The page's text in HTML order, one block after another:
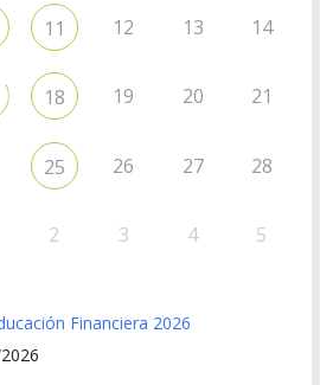
11 12 13 14
18 19 20 21
25 26 27 28
2 3 4 5
Financiera 2026